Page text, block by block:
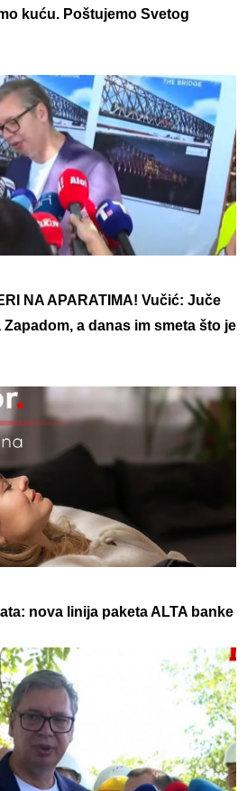
kuću. Poštujemo Svetog
NA APARATIMA! Vučić: Juče
a danas im smeta što je
nova linija paketa ALTA banke